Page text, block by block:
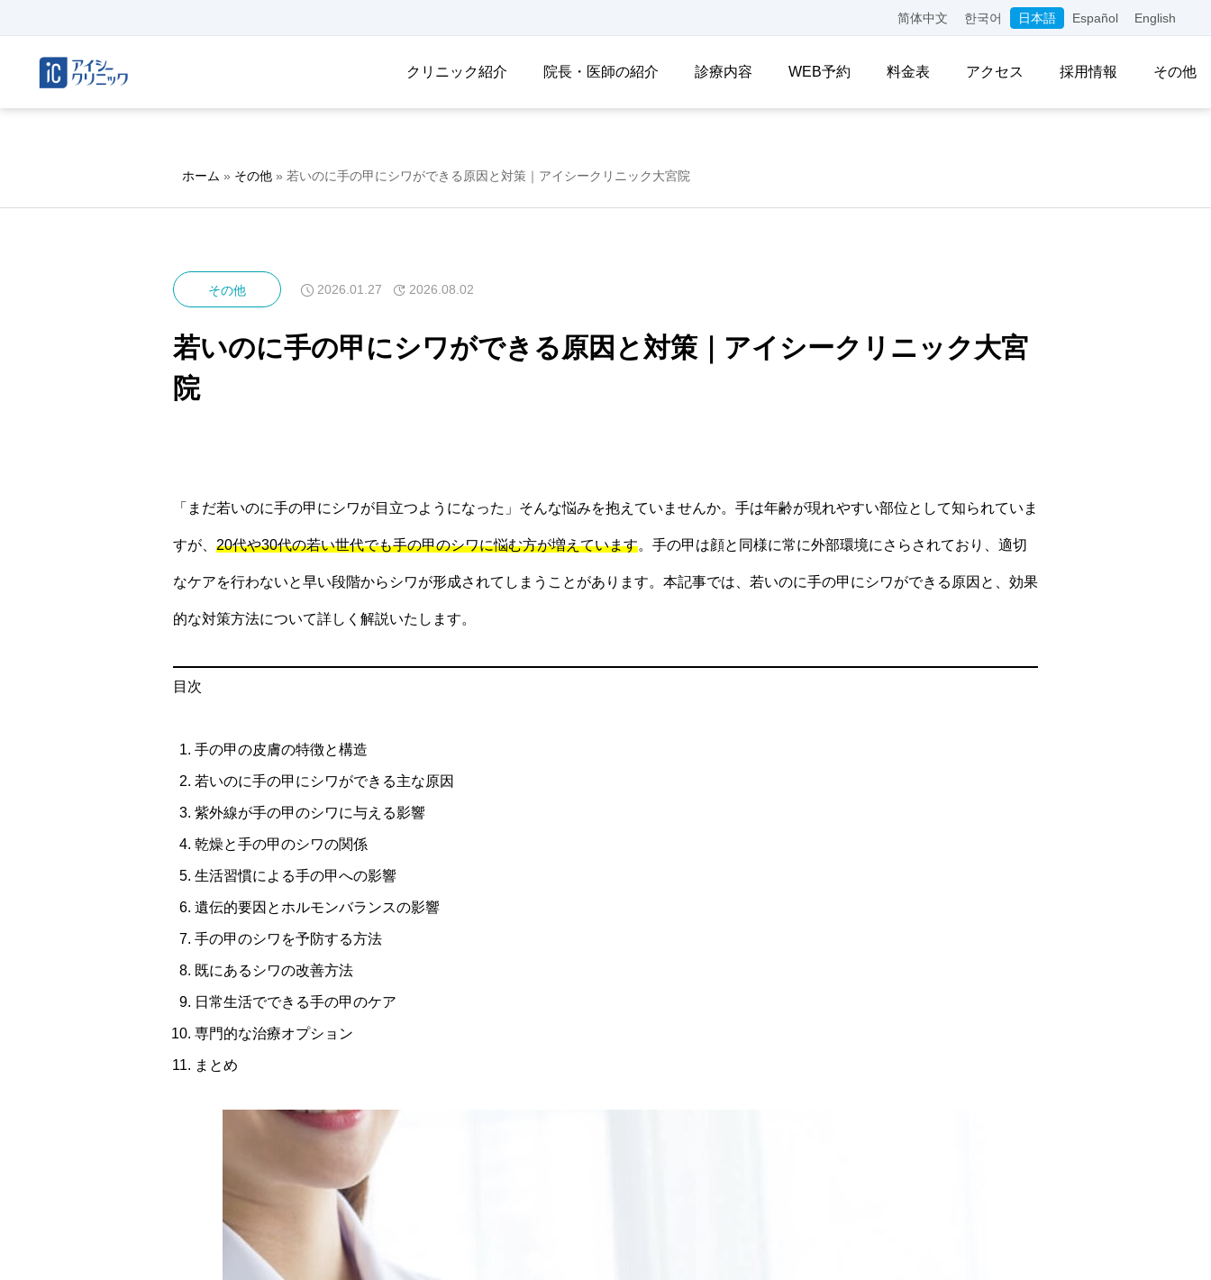
简体中文 한국어 日本語 Español English
クリニック紹介 院長・医師の紹介 診療内容 WEB予約 料金表 アクセス 採用情報 その他
ホーム » その他 » 若いのに手の甲にシワができる原因と対策｜アイシークリニック大宮院
その他 2026.01.27 2026.08.02
若いのに手の甲にシワができる原因と対策｜アイシークリニック大宮
院
「まだ若いのに手の甲にシワが目立つようになった」そんな悩みを抱えていませんか。手は年齢が現れやすい部位として知られていま
すが、 20代や30代の若い世代でも手の甲のシワに悩む方が増えています。手の甲は顔と同様に常に外部環境にさらされており、適切
なケアを行わないと早い段階からシワが形成されてしまうことがあります。本記事では、若いのに手の甲にシワができる原因と、効果
的な対策方法について詳しく解説いたします。
目次
手の甲の皮膚の特徴と構造
若いのに手の甲にシワができる主な原因
紫外線が手の甲のシワに与える影響
乾燥と手の甲のシワの関係
生活習慣による手の甲への影響
遺伝的要因とホルモンバランスの影響
手の甲のシワを予防する方法
既にあるシワの改善方法
日常生活でできる手の甲のケア
専門的な治療オプション
まとめ